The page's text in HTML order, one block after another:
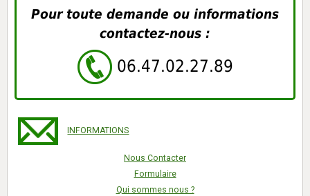
Pour toute demande ou informations
contactez-nous :
06.47.02.27.89
INFORMATIONS
Nous Contacter
Formulaire
Qui sommes nous ?